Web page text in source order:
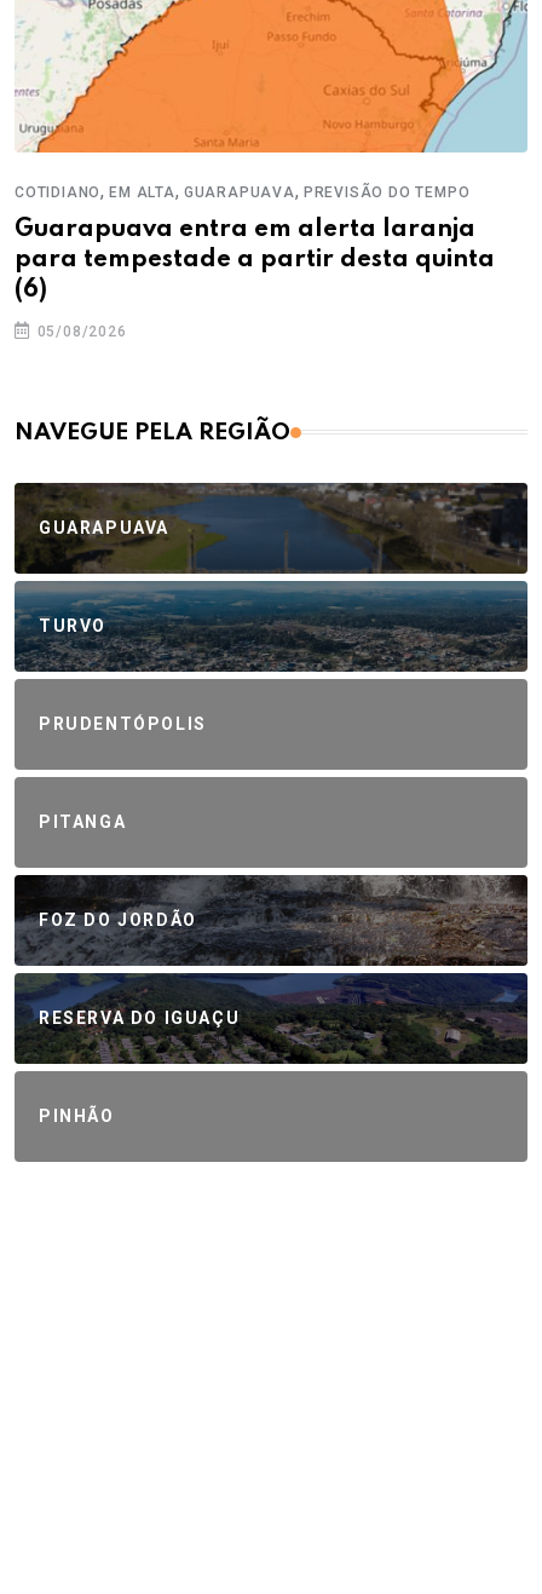
COTIDIANO,EM ALTA, GUARAPUAVA, PREVISÃO DO TEMPO
Guarapuava entra em alerta laranja
para tempestade a partir desta quinta
(6)
05/08/2026
NAVEGUE PELA REGIÃO
GUARAPUAVA
TURVO
PRUDENTÓPOLIS
PITANGA
FOZ DO JORDÃO
RESERVA DO IGUAÇU
PINHÃO